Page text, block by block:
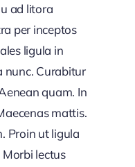
ad litora
per inceptos
ligula in
nunc. Curabitur
quam. In
mattis.
Proin ut ligula
lectus